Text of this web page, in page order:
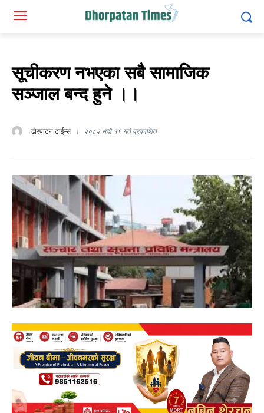
सूचीकरण नभएका सबै सामाजिक
सञ्जाल बन्द हुने ।।
ढोरपाटन टाईम्स २०८२ भदौ १९ गते प्रकाशित